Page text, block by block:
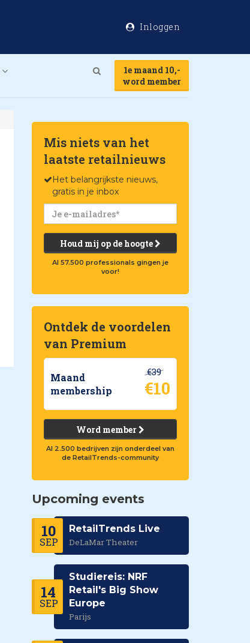
Inloggen
1e maand 10,-
word member
Mis niets van het
laatste retailnieuws
Het belangrijkste nieuws,
gratis in je inbox
Houd mij op de hoogte
Al 57.500 professionals gingen je
voor!
Ontdek de voordelen
van Premium
Maand
membership
€39
€10
Word member
Al 2.500 bedrijven zijn onderdeel van
de RetailTrends-community
Upcoming events
10
SEP
RetailTrends Live
DeLaMar Theater
14
SEP
Studiereis: NRF
Retail's Big Show
Europe
Parijs